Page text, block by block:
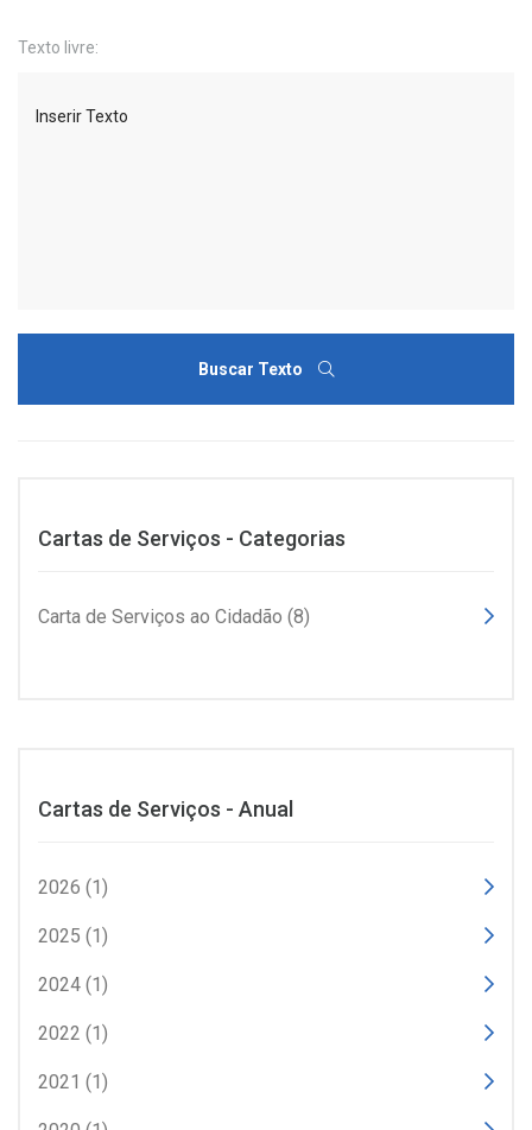
Texto livre:
Buscar Texto
Cartas de Serviços - Categorias
Carta de Serviços ao Cidadão (8)
Cartas de Serviços - Anual
2026 (1)
2025 (1)
2024 (1)
2022 (1)
2021 (1)